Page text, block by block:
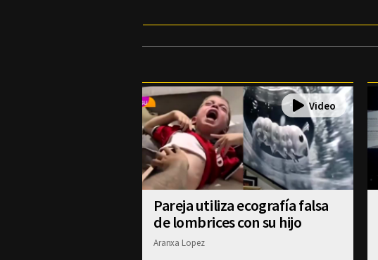
Pareja utiliza ecografía falsa
de lombrices con su hijo
Aranxa Lopez